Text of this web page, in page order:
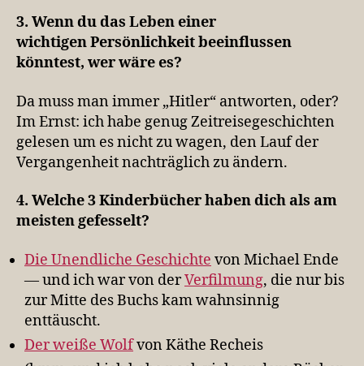
3. Wenn du das Leben einer
wichtigen Persönlichkeit beeinflussen
könntest, wer wäre es?
Da muss man immer „Hitler“ antworten, oder?
Im Ernst: ich habe genug Zeitreisegeschichten
gelesen um es nicht zu wagen, den Lauf der
Vergangenheit nachträglich zu ändern.
4. Welche 3 Kinderbücher haben dich als am
meisten gefesselt?
Die Unendliche Geschichte von Michael Ende
— und ich war von derVerfilmung, die nur bis
zur Mitte des Buchs kam wahnsinnig
enttäuscht.
Der weiße Wolfvon Käthe Recheis